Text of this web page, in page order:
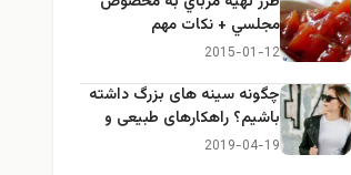
مجلسي + نكات مهم
2015-01-12
چگونه سینه های بزرگ داشته
باشیم؟ راهکارهای طبیعی و
خانگی برای بزرگ کردن سینه
2019-04-19